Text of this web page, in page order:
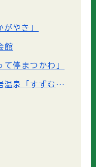
やき」
館
停まつかわ」
天然ラドン馬羅尾天狗岩温泉「すずむし荘」